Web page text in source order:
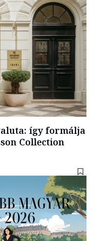
így formálja
Collection